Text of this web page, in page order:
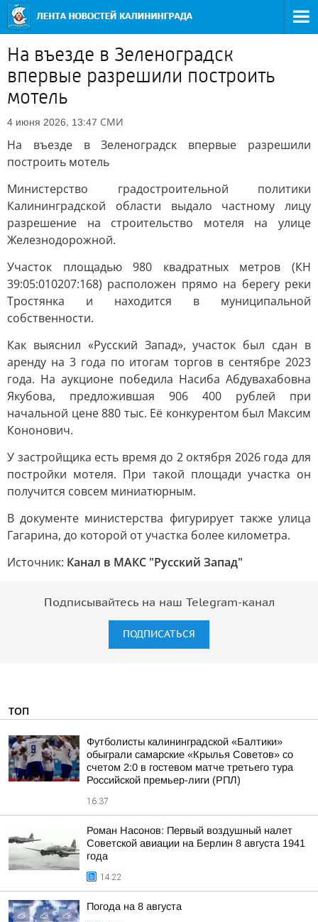
На въезде в Зеленоградск
впервые разрешили построить
мотель
4 июня 2026, 13:47 СМИ
На въезде в Зеленоградск впервые разрешили
построить мотель
Министерство градостроительной политики
Калининградской области выдало частному лицу
разрешение на строительство мотеля на улице
Железнодорожной.
Участок площадью 980 квадратных метров (КН
39:05:010207:168) расположен прямо на берегу реки
Тростянка и находится в муниципальной
собственности.
Как выяснил «Русский Запад», участок был сдан в
аренду на 3 года по итогам торгов в сентябре 2023
года. На аукционе победила Насиба Абдувахабовна
Якубова, предложившая 906 400 рублей при
начальной цене 880 тыс. Её конкурентом был Максим
Кононович.
У застройщика есть время до 2 октября 2026 года для
постройки мотеля. При такой площади участка он
получится совсем миниатюрным.
В документе министерства фигурирует также улица
Гагарина, до которой от участка более километра.
Источник: Канал в МАКС "Русский Запад"
Подписывайтесь на наш Telegram-канал
ПОДПИСАТЬСЯ
ТОП
Футболисты калининградской «Балтики»
обыграли самарские «Крылья Советов» со
счетом 2:0 в гостевом матче третьего тура
Российской премьер-лиги (РПЛ)
16:37
Роман Насонов: Первый воздушный налет
Советской авиации на Берлин 8 августа 1941
года
14:22
Погода на 8 августа